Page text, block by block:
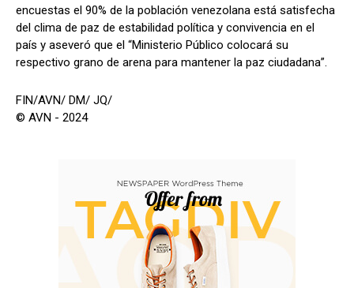
encuestas el 90% de la población venezolana está satisfecha
del clima de paz de estabilidad política y convivencia en el
país y aseveró que el “Ministerio Público colocará su
respectivo grano de arena para mantener la paz ciudadana”.
FIN/AVN/ DM/ JQ/
© AVN - 2024